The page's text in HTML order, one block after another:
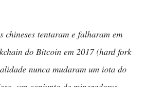
chineses tentaram e falharam em
do Bitcoin em 2017 (hard fork
nunca mudaram um iota do